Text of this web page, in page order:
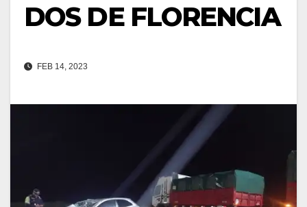
DOS DE FLORENCIA
FEB 14, 2023